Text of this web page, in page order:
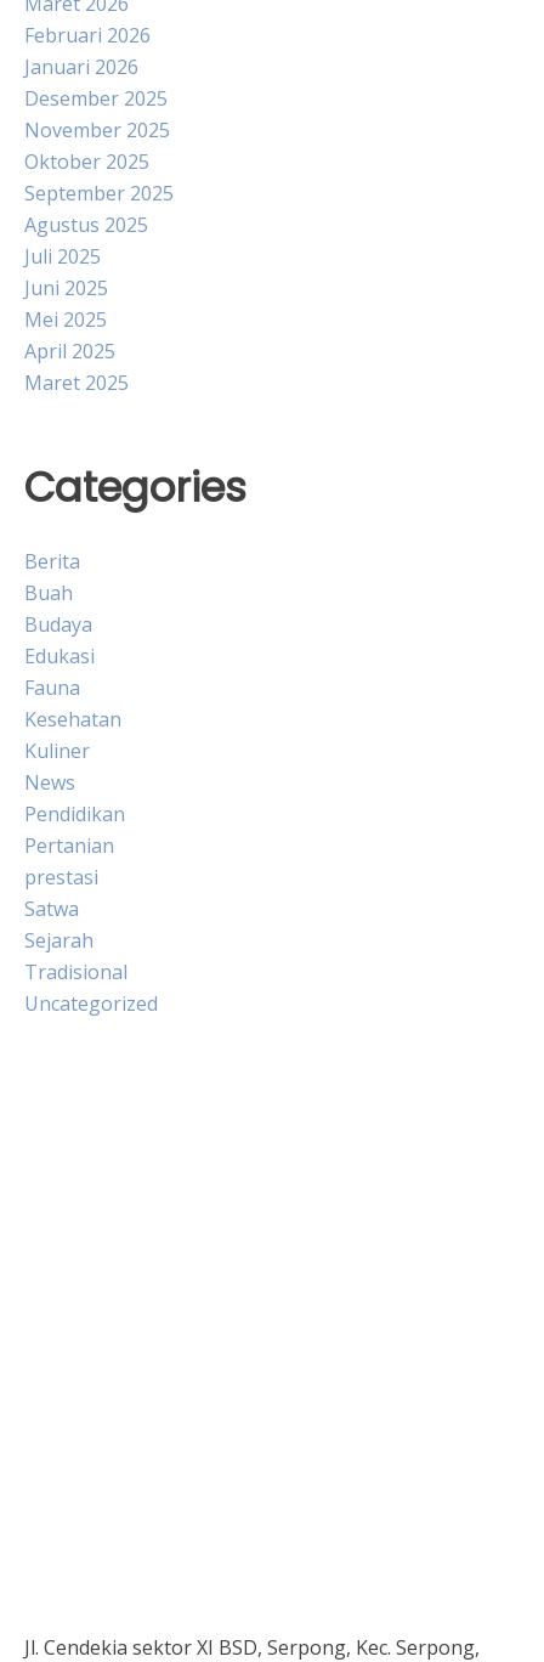
Februari 2026
Januari 2026
Desember 2025
November 2025
Oktober 2025
September 2025
Agustus 2025
Juli 2025
Juni 2025
Mei 2025
April 2025
Maret 2025
Categories
Berita
Buah
Budaya
Edukasi
Fauna
Kesehatan
Kuliner
News
Pendidikan
Pertanian
prestasi
Satwa
Sejarah
Tradisional
Uncategorized
Jl. Cendekia sektor XI BSD, Serpong, Kec. Serpong,